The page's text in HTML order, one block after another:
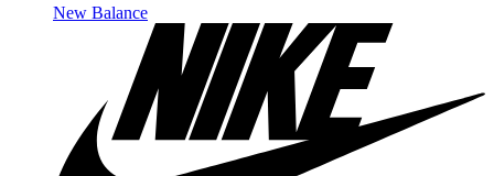
New Balance